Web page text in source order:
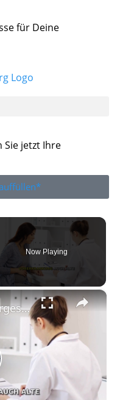
für Deine
Sie jetzt Ihre
Now Playing
×
Beim Arzt nichts vergessen - Diese 5 Infos sind entscheidend!